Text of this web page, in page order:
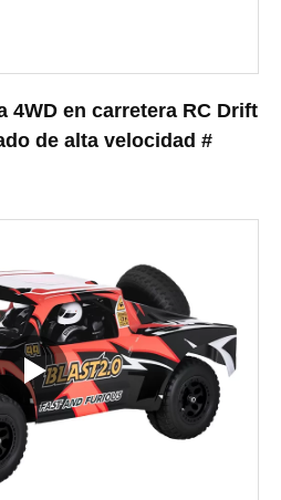
4WD en carretera RC Drift
de alta velocidad #